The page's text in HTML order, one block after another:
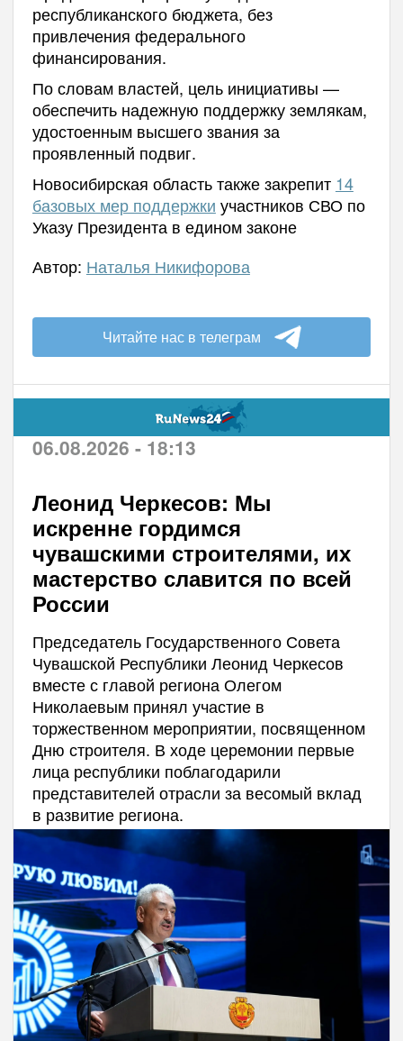
республиканского бюджета, без
привлечения федерального
финансирования.
По словам властей, цель инициативы —
обеспечить надежную поддержку землякам,
удостоенным высшего звания за
проявленный подвиг.
Новосибирская область также закрепит 14
базовых мер поддержки участников СВО по
Указу Президента в едином законе
Автор: Наталья Никифорова
Читайте нас в телеграм
06.08.2026 - 18:13
Леонид Черкесов: Мы
искренне гордимся
чувашскими строителями, их
мастерство славится по всей
России
Председатель Государственного Совета
Чувашской Республики Леонид Черкесов
вместе с главой региона Олегом
Николаевым принял участие в
торжественном мероприятии, посвященном
Дню строителя. В ходе церемонии первые
лица республики поблагодарили
представителей отрасли за весомый вклад
в развитие региона.